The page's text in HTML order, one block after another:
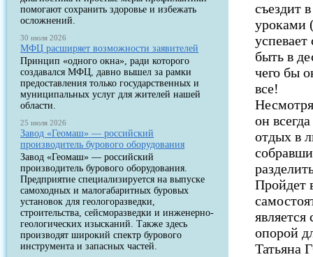
помогают сохранить здоровье и избежать
осложнений.
30 июля 2026
МФЦ расширяет возможности заявителей
Принцип «одного окна», ради которого
создавался МФЦ, давно вышел за рамки
предоставления только государственных и
муниципальных услуг для жителей нашей
области.
25 июля 2026
Завод «Геомаш» — российский
производитель бурового оборудования
Завод «Геомаш» — российский
производитель бурового оборудования.
Предприятие специализируется на выпуске
самоходных и малогабаритных буровых
установок для геологоразведки,
строительства, сейсморазведки и инженерно-
геологических изысканий. Также здесь
производят широкий спектр бурового
инструмента и запасных частей.
съездит
уроками
быть в
чего бы
все!
он
отдых в
Пройдет
опорой